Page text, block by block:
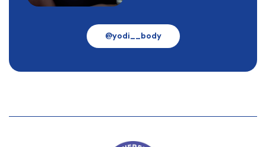
@yodi__body